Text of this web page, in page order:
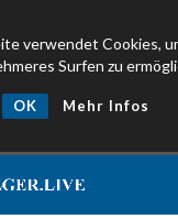
verwendet Cookies,
Surfen zu
OK Mehr Infos